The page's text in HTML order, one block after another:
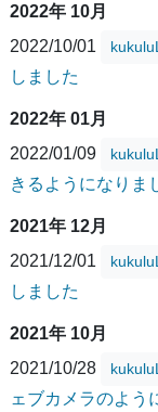
2022年 10月
2022/10/01
しました
2022年 01月
2022/01/09
きるようになりま
2021年 12月
2021/12/01
しました
2021年 10月
2021/10/28
ェブカメラのよう